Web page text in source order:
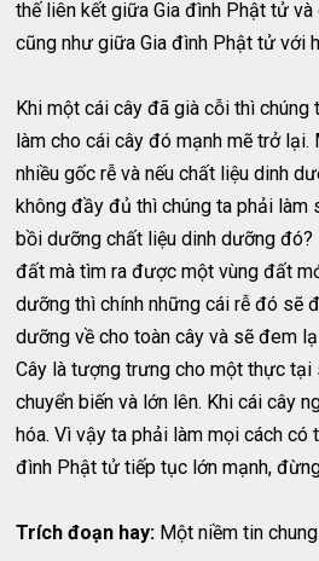
thế liên kết giữa Gia đình Phật tử
cũng như giữa Gia đình Phật tử với
Khi một cái cây đã già cỗi thì
làm cho cái cây đó mạnh mẽ trở
nhiều gốc rễ và nếu chất liệu dinh
không đầy đủ thì chúng ta phải làm
bồi dưỡng chất liệu dinh dưỡng
đất mà tìm ra được một vùng đất
dưỡng thì chính những cái rễ đó sẽ
dưỡng về cho toàn cây và sẽ đem
Cây là tượng trưng cho một thực tại
chuyển biến và lớn lên. Khi cái cây
hóa. Vì vậy ta phải làm mọi cách có
đình Phật tử tiếp tục lớn mạnh,
Trích đoạn hay: Một niềm tin chung